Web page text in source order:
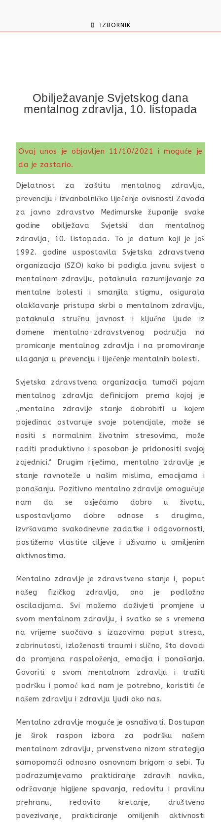
IZBORNIK
Obilježavanje Svjetskog dana
mentalnog zdravlja, 10. listopada
Ovaj unos je objavljen 11/10/2021 i moguće je
da je zastario.
Djelatnost za zaštitu mentalnog zdravlja,
prevenciju i izvanbolničko liječenje ovisnosti Zavoda
za javno zdravstvo Međimurske županije svake
godine obilježava Svjetski dan mentalnog
zdravlja, 10. listopada. To je datum koji je još
1992. godine uspostavila Svjetska zdravstvena
organizacija (SZO) kako bi podigla javnu svijest o
mentalnom zdravlju, potaknula razumijevanje za
mentalne bolesti i smanjila stigmu, osigurala
olakšavanje pristupa skrbi o mentalnom zdravlju,
potaknula stručnu javnost i ključne ljude iz
domene mentalno-zdravstvenog područja na
promicanje mentalnog zdravlja i na promoviranje
ulaganja u prevenciju i liječenje mentalnih bolesti.
Svjetska zdravstvena organizacija tumači pojam
mentalnog zdravlja definicijom prema kojoj je
„mentalno zdravlje stanje dobrobiti u kojem
pojedinac ostvaruje svoje potencijale, može se
nositi s normalnim životnim stresovima, može
raditi produktivno i sposoban je pridonositi svojoj
zajednici.“ Drugim riječima, mentalno zdravlje je
stanje ravnoteže u našim mislima, emocijama i
ponašanju. Pozitivno mentalno zdravlje omogućuje
nam da se osjećamo dobro u životu,
uspostavljamo dobre odnose s drugima,
izvršavamo svakodnevne zadatke i odgovornosti,
postižemo vlastite ciljeve i uživamo u omiljenim
aktivnostima.
Mentalno zdravlje je zdravstveno stanje i, poput
našeg fizičkog zdravlja, ono je podložno
oscilacijama. Svi možemo doživjeti promjene u
svom mentalnom zdravlju, i svatko se s vremena
na vrijeme suočava s izazovima poput stresa,
zabrinutosti, izloženosti traumi i slično, što dovodi
do promjena raspoloženja, emocija i ponašanja.
Govoriti o svom mentalnom zdravlju i tražiti
podršku i pomoć kad nam je potrebno, koristiti će
našem zdravlju i zdravlju ljudi oko nas.
Mentalno zdravlje moguće je osnaživati. Dostupan
je širok raspon izbora za podršku našem
mentalnom zdravlju, prvenstveno nizom strategija
samopomoći odnosno osnovnom brigom o sebi. Tu
podrazumijevamo prakticiranje zdravih navika,
održavanje higijene spavanja, redovitu i pravilnu
prehranu, redovito kretanje, društveno
povezivanje, prakticiranje omiljenih aktivnosti